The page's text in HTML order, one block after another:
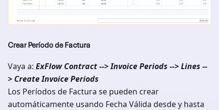
Crear Período de Factura
Vaya a: ExFlow Contract --> Invoice Periods --> Lines --
> Create Invoice Periods
Los Períodos de Factura se pueden crear
automáticamente usando Fecha Válida desde y hasta